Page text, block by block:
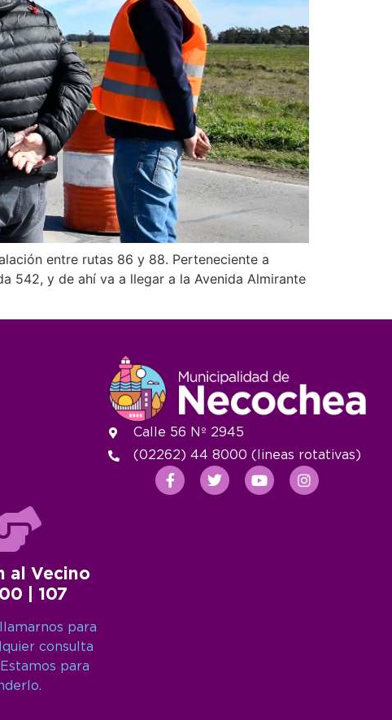
entre rutas 86 y 88. Perteneciente a
542, y de ahí va a llegar a la Avenida Almirante
al Vecino
| 107
para
consulta
para
Calle 56 Nº 2945
(02262) 44 8000 (lineas rotativas)